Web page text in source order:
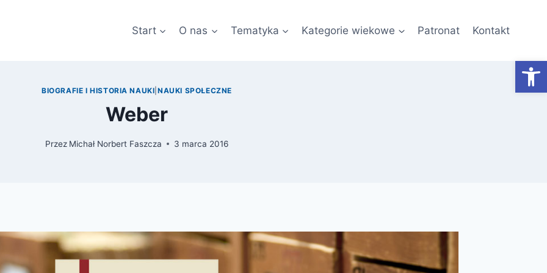
Start O nas Tematyka Kategorie wiekowe Patronat Kontakt
BIOGRAFIE I HISTORIA NAUKI |NAUKI SPOŁECZNE
Weber
Przez Michał Norbert Faszcza 3 marca 2016